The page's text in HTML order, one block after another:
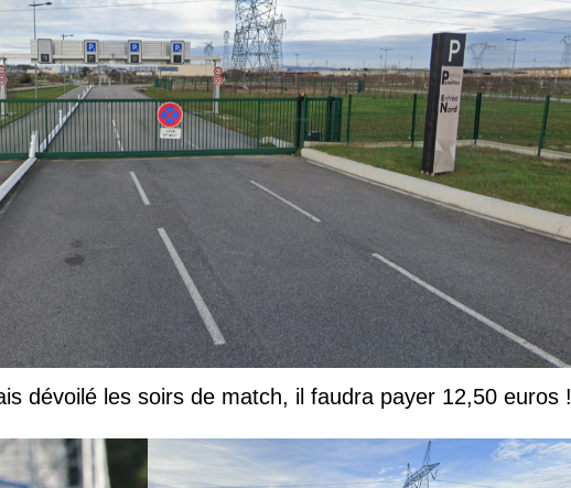
dévoilé les soirs de match, il faudra payer 12,50 euros !